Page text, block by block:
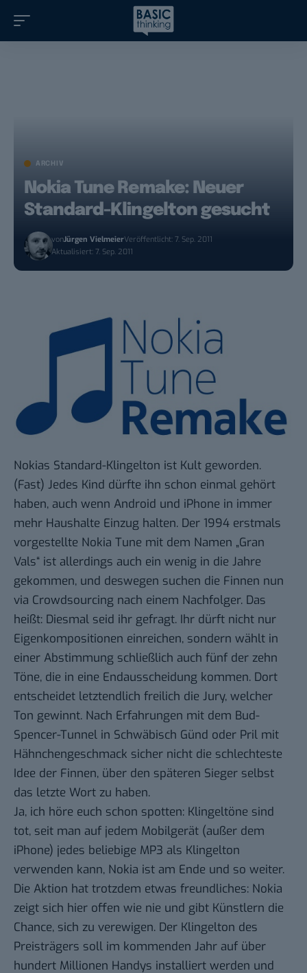
ARCHIV
Nokia Tune Remake: Neuer
Standard-Klingelton gesucht
vonJürgen VielmeierVeröffentlicht: 7. Sep. 2011
Aktualisiert: 7. Sep. 2011
Nokias Standard-Klingelton ist Kult geworden.
(Fast) Jedes Kind dürfte ihn schon einmal gehört
haben, auch wenn Android und iPhone in immer
mehr Haushalte Einzug halten. Der 1994 erstmals
vorgestellte Nokia Tune mit dem Namen „Gran
Vals“ ist allerdings auch ein wenig in die Jahre
gekommen, und deswegen suchen die Finnen nun
via Crowdsourcing nach einem Nachfolger. Das
heißt: Diesmal seid ihr gefragt. Ihr dürft nicht nur
Eigenkompositionen einreichen, sondern wählt in
einer Abstimmung schließlich auch fünf der zehn
Töne, die in eine Endausscheidung kommen. Dort
entscheidet letztendlich freilich die Jury, welcher
Ton gewinnt. Nach Erfahrungen mit dem Bud-
Spencer-Tunnel in Schwäbisch Günd oder Pril mit
Hähnchengeschmack sicher nicht die schlechteste
Idee der Finnen, über den späteren Sieger selbst
das letzte Wort zu haben.
Ja, ich höre euch schon spotten: Klingeltöne sind
tot, seit man auf jedem Mobilgerät (außer dem
iPhone) jedes beliebige MP3 als Klingelton
verwenden kann, Nokia ist am Ende und so weiter.
Die Aktion hat trotzdem etwas freundliches: Nokia
zeigt sich hier offen wie nie und gibt Künstlern die
Chance, sich zu verewigen. Der Klingelton des
Preisträgers soll im kommenden Jahr auf über
hundert Millionen Handys installiert werden und